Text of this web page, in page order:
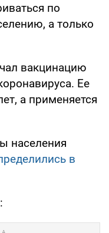
по
а только
вакцинацию
Ее
а применяется
населения
в
: